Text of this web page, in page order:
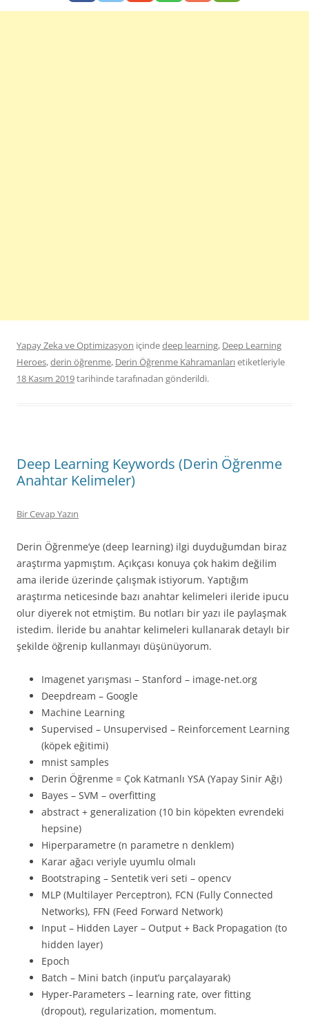
Yapay Zeka ve Optimizasyon içindedeep learning, Deep Learning
Heroes,derin öğrenme, Derin Öğrenme Kahramanlarıetiketleriyle
18 Kasım 2019tarihindetarafınadan gönderildi.
Deep Learning Keywords (Derin Öğrenme
Anahtar Kelimeler)
Bir Cevap Yazın
Derin Öğrenme’ye (deep learning) ilgi duyduğumdan biraz
araştırma yapmıştım. Açıkçası konuya çok hakim değilim
ama ileride üzerinde çalışmak istiyorum. Yaptığım
araştırma neticesinde bazı anahtar kelimeleri ileride ipucu
olur diyerek not etmiştim. Bu notları bir yazı ile paylaşmak
istedim. İleride bu anahtar kelimeleri kullanarak detaylı bir
şekilde öğrenip kullanmayı düşünüyorum.
Imagenet yarışması – Stanford – image-net.org
Deepdream – Google
Machine Learning
Supervised – Unsupervised – Reinforcement Learning
(köpek eğitimi)
mnist samples
Derin Öğrenme = Çok Katmanlı YSA (Yapay Sinir Ağı)
Bayes – SVM – overfitting
abstract + generalization (10 bin köpekten evrendeki
hepsine)
Hiperparametre (n parametre n denklem)
Karar ağacı veriyle uyumlu olmalı
Bootstraping – Sentetik veri seti – opencv
MLP (Multilayer Perceptron), FCN (Fully Connected
Networks), FFN (Feed Forward Network)
Input – Hidden Layer – Output + Back Propagation (to
hidden layer)
Epoch
Batch – Mini batch (input’u parçalayarak)
Hyper-Parameters – learning rate, over fitting
(dropout), regularization, momentum.